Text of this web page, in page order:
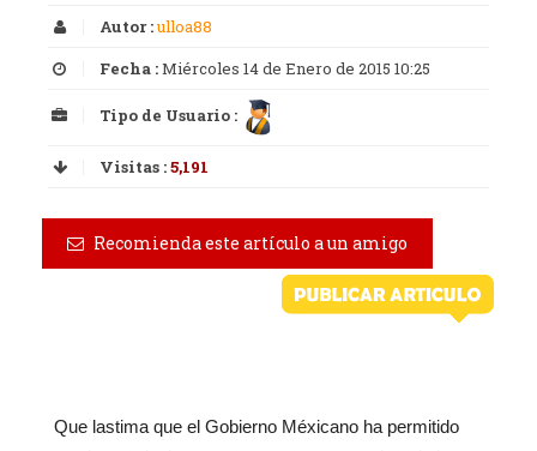
Autor :ulloa88
Fecha :Miércoles 14 de Enero de 2015 10:25
Tipo de Usuario :
Visitas :5,191
Recomienda este artículo a un amigo
Que lastima que el Gobierno Méxicano ha permitido